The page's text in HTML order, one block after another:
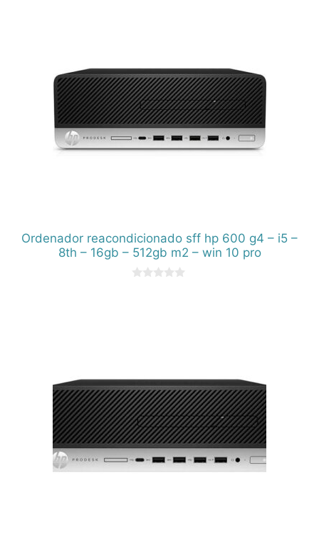
Ordenador reacondicionado sff hp 600 g4 – i5 –
8th – 16gb – 512gb m2 – win 10 pro